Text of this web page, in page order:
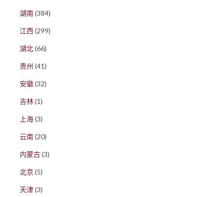
湖南(384)
江西(299)
湖北(66)
贵州 (41)
安徽(32)
吉林(1)
上海(3)
云南(20)
内蒙古(3)
北京(5)
天津(3)